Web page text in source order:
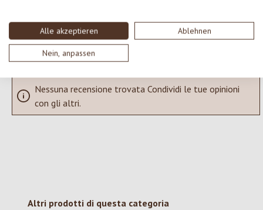
Alle akzeptieren Ablehnen
Nein, anpassen
Visualizza le valutazioni solo nella lingua corrente.
Nessuna recensione trovata Condividi le tue opinioni
con gli altri.
Salta la galleria dei prodotti
Altri prodotti di questa categoria